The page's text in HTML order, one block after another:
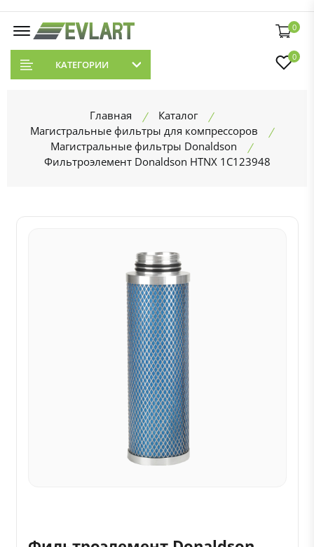
0
КАТЕГОРИИ
0
Главная
Каталог
Магистральные фильтры для компрессоров
Магистральные фильтры Donaldson
Фильтроэлемент Donaldson HTNX 1C123948